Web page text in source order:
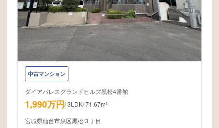
中古マンション
ダイアパレスグランドヒルズ黒松4番館
1,990万円/3LDK/71.67m²
宮城県仙台市泉区黒松３丁目